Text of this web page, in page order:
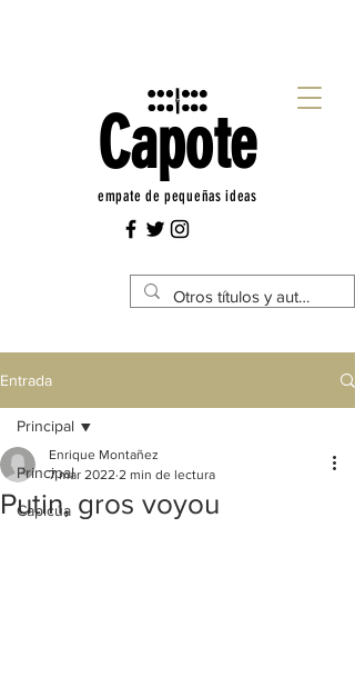
Capote
empate de pequeñas ideas
Entrada
Principal
Capicúa
Principal
Putin, gros voyou
Enrique Montañez
7 mar 2022 2 min de lectura